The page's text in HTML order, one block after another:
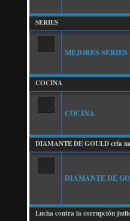
SERIES
MEJORES SERIES
COCINA
COCINA
DIAMANTE DE GOULD cría
DIAMANTE DE
Lucha contra la corrupción